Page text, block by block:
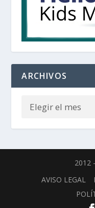
ARCHIVOS
2012
AVISO LEGAL